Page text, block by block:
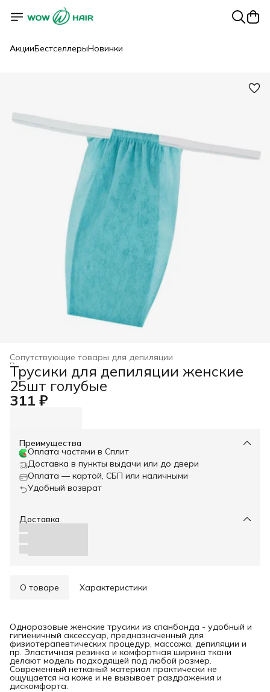
АкцииБестселлерыНовинки
Сопутствующие товары для депиляции
Расходные материалы для депиляции
Восковая депиляция и сопутствующие материалы ›
Главная
Трусики для депиляции женские
25шт голубые
311 ₽
Преимущества
Оплата частями в Сплит
Доставка в пункты выдачи или до двери
Оплата — картой, СБП или наличными
Удобный возврат
Доставка
О товаре Характеристики
Одноразовые женские трусики из спанбонда - удобный и
гигиеничный аксессуар, предназначенный для
физиотерапевтических процедур, массажа, депиляции и
пр. Эластичная резинка и комфортная ширина ткани
делают модель подходящей под любой размер.
Современный нетканый материал практически не
ощущается на коже и не вызывает раздражения и
дискомфорта.